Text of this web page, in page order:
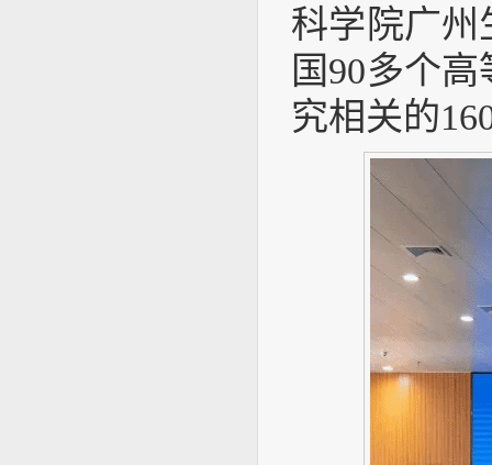
科学院广州
国90多个
究相关的